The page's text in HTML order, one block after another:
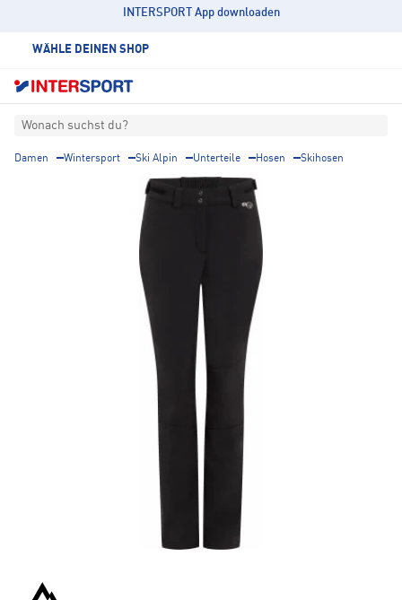
INTERSPORT App downloaden
WÄHLE DEINEN SHOP
Wonach suchst du?
Damen Wintersport Ski Alpin Unterteile Hosen Skihosen